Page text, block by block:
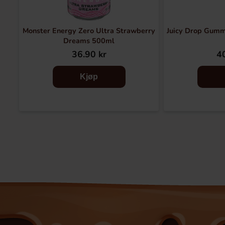
Monster Energy Zero Ultra Strawberry
Dreams 500ml
36.90 kr
Kjøp
Juicy Drop